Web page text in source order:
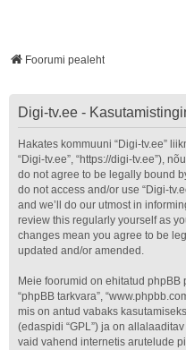
Foorumi pealeht
Digi-tv.ee -
Hakates kommuuni “Digi-tv.ee”
“Digi-tv.ee”, “https://digi-tv.ee”),
do not agree to be legally bound
do not access and/or use “Digi-
and we’ll do our utmost in
review this regularly yourself as
changes mean you agree to be
updated and/or amended.
Meie foorumid on ehitatud phpBB
“phpBB tarkvara”,
mis on antud vabaks
(edaspidi “GPL”) ja on
vaid vahend internetis arutelude